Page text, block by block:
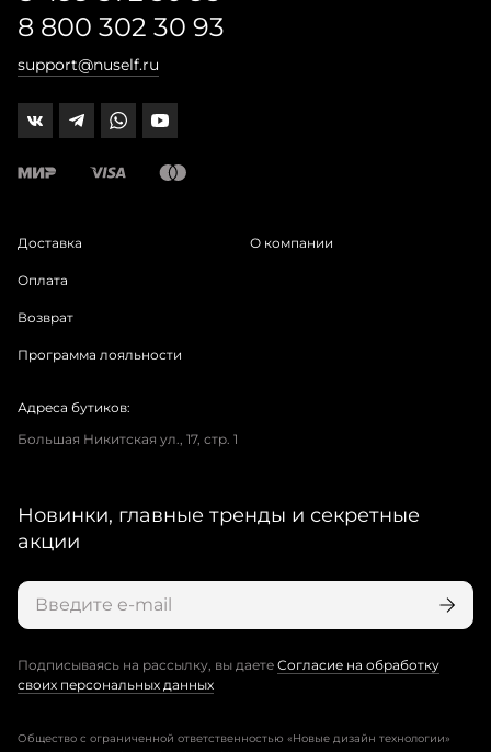
8 800 302 30 93
support@nuself.ru
Доставка
Оплата
Возврат
Программа лояльности
О компании
Адреса бутиков:
Большая Никитская ул., 17, стр. 1
Новинки, главные тренды и секретные
акции
Подписываясь на рассылку, вы даете Согласие на обработку
своих персональных данных
Общество с ограниченной ответственностью «Новые дизайн технологии»